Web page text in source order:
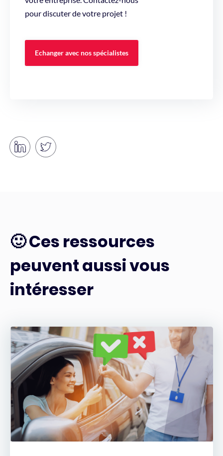
pour discuter de votre projet !
Echanger avec nos spécialistes
🙂 Ces ressources
peuvent aussi vous
intéresser